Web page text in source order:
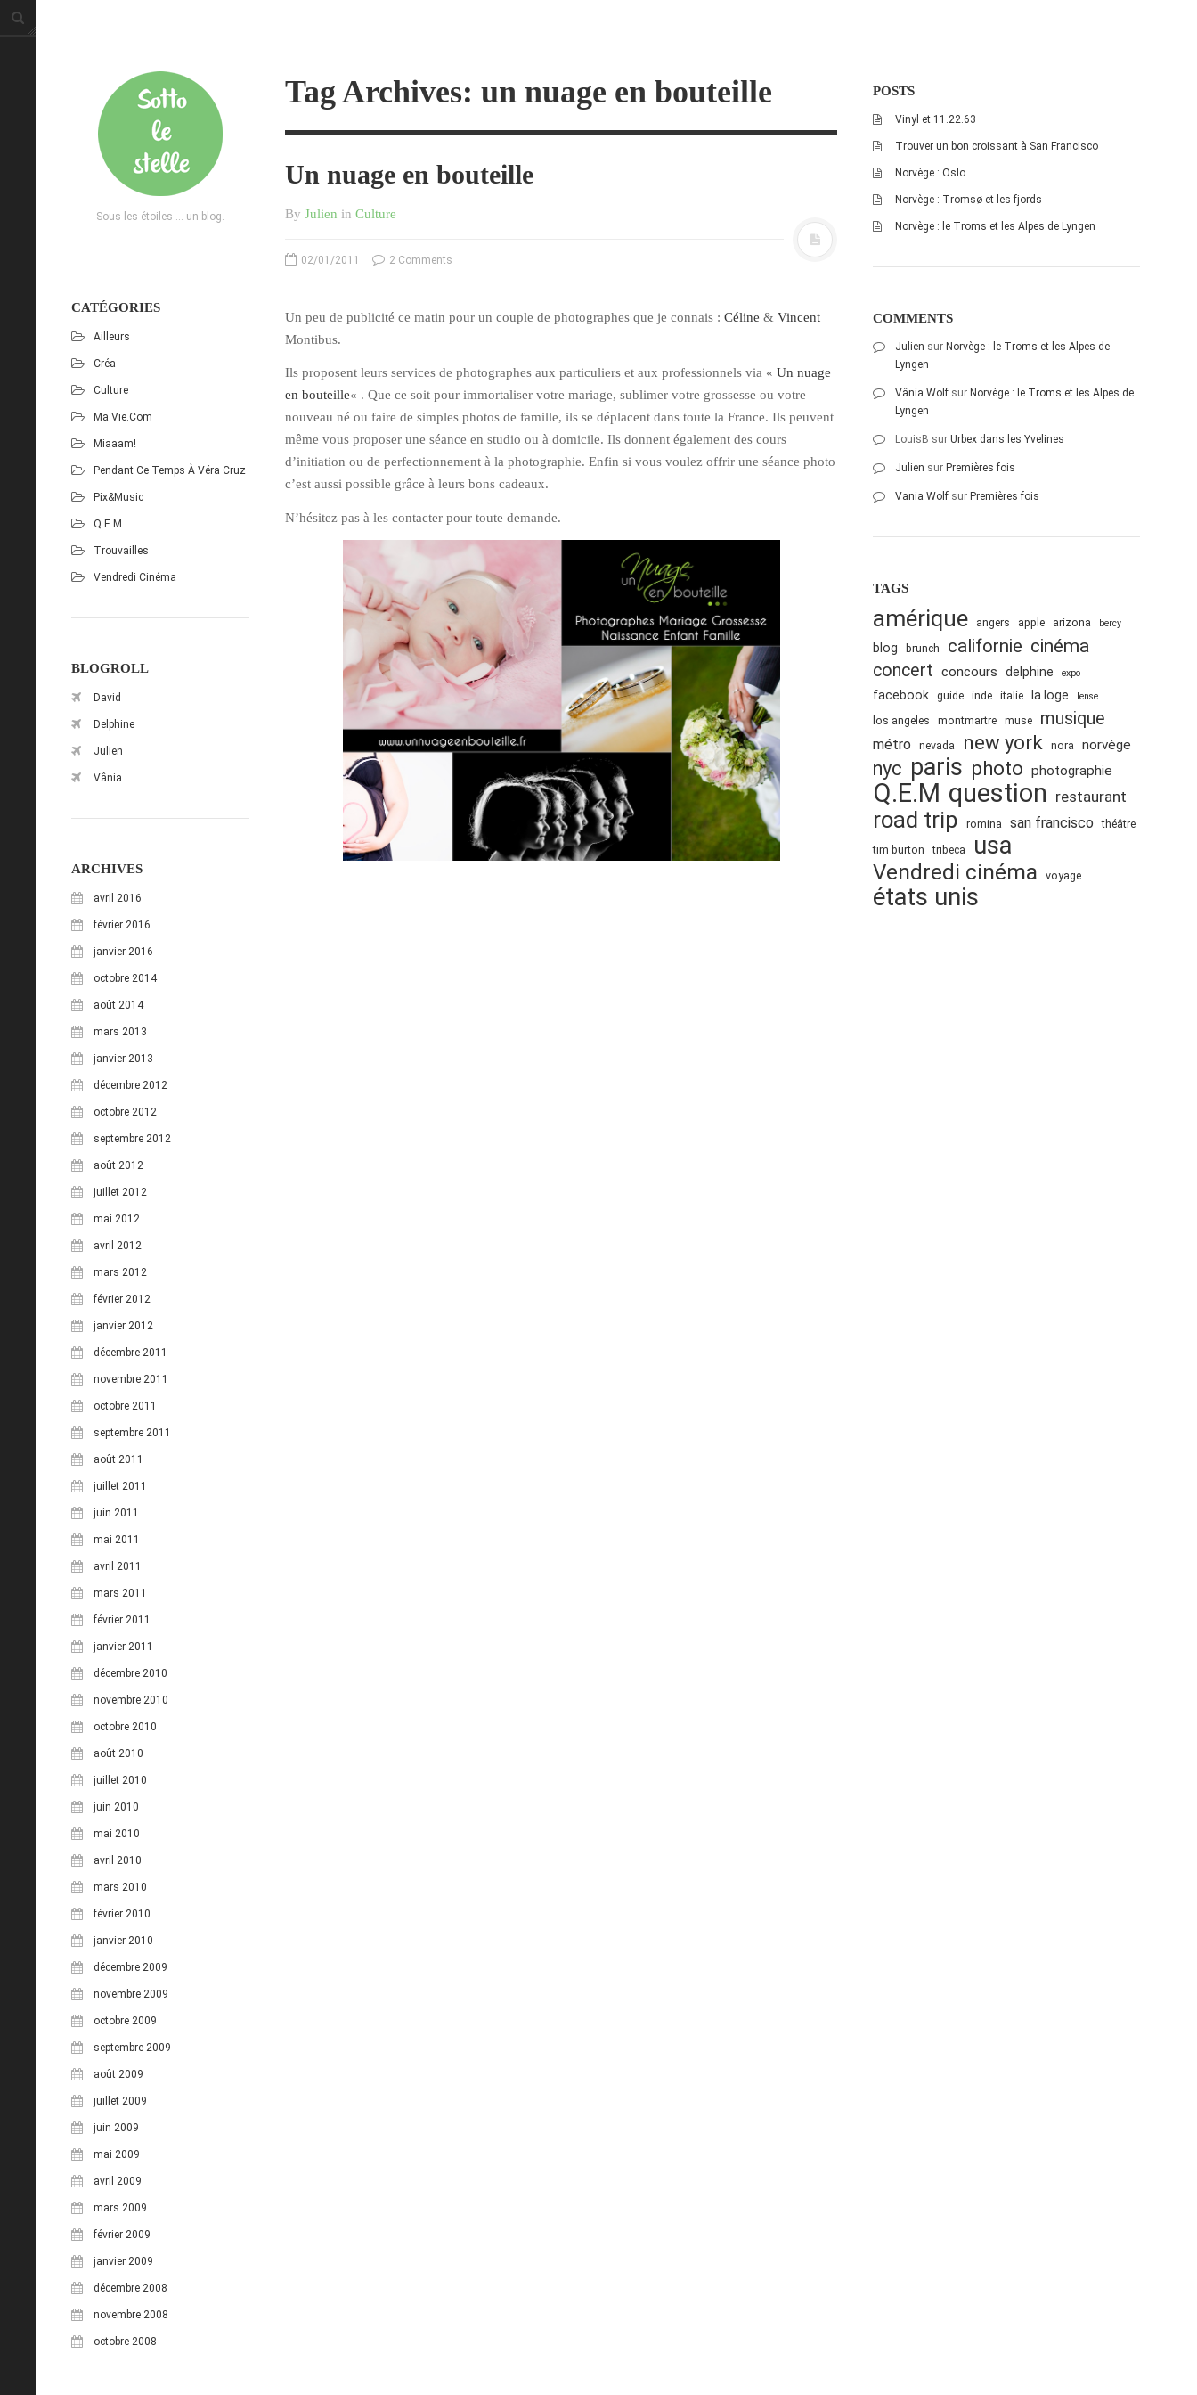
Sous les étoiles ... un blog.
CATÉGORIES
Ailleurs
Créa
Culture
Ma Vie.com
Miaaam!
Pendant Ce Temps À Véra Cruz
Pix&Music
Q.E.M
Trouvailles
Vendredi Cinéma
BLOGROLL
David
Delphine
Julien
Vânia
ARCHIVES
avril 2016
février 2016
janvier 2016
octobre 2014
août 2014
mars 2013
janvier 2013
décembre 2012
octobre 2012
septembre 2012
août 2012
juillet 2012
mai 2012
avril 2012
mars 2012
février 2012
janvier 2012
décembre 2011
novembre 2011
octobre 2011
septembre 2011
août 2011
juillet 2011
juin 2011
mai 2011
avril 2011
mars 2011
février 2011
janvier 2011
décembre 2010
novembre 2010
octobre 2010
août 2010
juillet 2010
juin 2010
mai 2010
avril 2010
mars 2010
février 2010
janvier 2010
décembre 2009
novembre 2009
octobre 2009
septembre 2009
août 2009
juillet 2009
juin 2009
mai 2009
avril 2009
mars 2009
février 2009
janvier 2009
décembre 2008
novembre 2008
octobre 2008
Tag Archives: un nuage en bouteille
Un nuage en bouteille
By Julien in Culture
02/01/2011 2 Comments
Un peu de publicité ce matin pour un couple de photographes que je connais : Céline & Vincent
Montibus.
Ils proposent leurs services de photographes aux particuliers et aux professionnels via « Un nuage
en bouteille« . Que ce soit pour immortaliser votre mariage, sublimer votre grossesse ou votre
nouveau né ou faire de simples photos de famille, ils se déplacent dans toute la France. Ils peuvent
même vous proposer une séance en studio ou à domicile. Ils donnent également des cours
d’initiation ou de perfectionnement à la photographie. Enfin si vous voulez offrir une séance photo
c’est aussi possible grâce à leurs bons cadeaux.
N’hésitez pas à les contacter pour toute demande.
POSTS
Vinyl et 11.22.63
Trouver un bon croissant à San Francisco
Norvège : Oslo
Norvège : Tromsø et les fjords
Norvège : le Troms et les Alpes de Lyngen
COMMENTS
Julien sur Norvège : le Troms et les Alpes de
Lyngen
Vânia Wolf sur Norvège : le Troms et les Alpes de
Lyngen
LouisB sur Urbex dans les Yvelines
Julien sur Premières fois
Vania Wolf sur Premières fois
TAGS
amérique angers apple arizona bercy
blog brunch californie cinéma
concert concours delphine expo
facebook guide inde italie la loge lense
los angeles montmartre muse musique
métro nevada new york nora norvège
nyc paris photo photographie
Q.E.M question restaurant
road trip romina san francisco théâtre
tim burton
tribeca usa
Vendredi cinéma voyage
états unis